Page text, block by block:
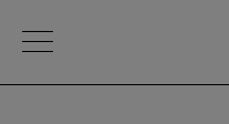
Open Menu